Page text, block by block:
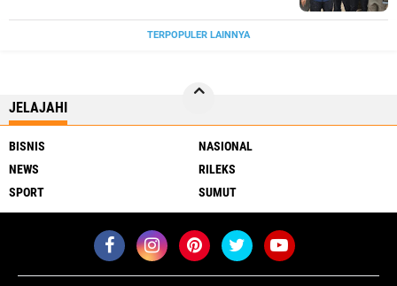
TERPOPULER LAINNYA
JELAJAHI
BISNIS
NASIONAL
NEWS
RILEKS
SPORT
SUMUT